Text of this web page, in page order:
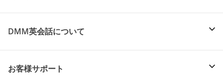
DMM英会話について
お客様サポート